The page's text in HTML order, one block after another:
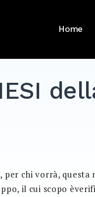
Home
per chi vorrà, questa
il cui scopo